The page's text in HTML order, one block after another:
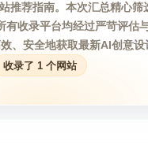
推荐指南。本次汇总精心
收录平台均经过严苛评估
、安全地获取最新AI创意设
收录了 1 个网站